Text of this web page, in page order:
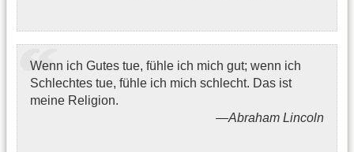
Wenn ich Gutes tue, fühle ich mich gut; wenn ich
Schlechtes tue, fühle ich mich schlecht. Das ist
meine Religion.
Abraham Lincoln